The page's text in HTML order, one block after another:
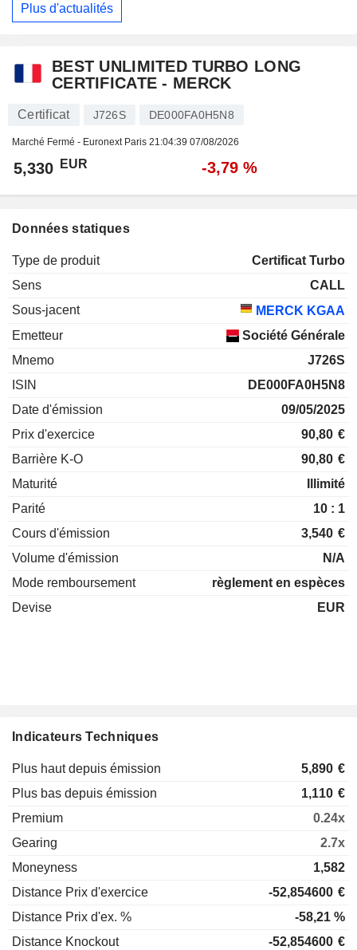
Plus d'actualités
BEST UNLIMITED TURBO LONG
CERTIFICATE - MERCK
Certificat J726S DE000FA0H5N8
Marché Fermé - Euronext Paris 21:04:39 07/08/2026
5,330 EUR -3,79 %
Données statiques
Type de produit
Certificat Turbo
Sens
CALL
Sous-jacent
MERCK KGAA
Emetteur
Société Générale
Mnemo
J726S
ISIN
DE000FA0H5N8
Date d'émission
09/05/2025
Prix d'exercice
90,80 €
Barrière K-O
90,80 €
Maturité
Illimité
Parité
10 : 1
Cours d'émission
3,540 €
Volume d'émission
N/A
Mode remboursement
règlement en espèces
Devise
EUR
Indicateurs Techniques
Plus haut depuis émission 5,890 €
Plus bas depuis émission
1,110 €
Premium
0.24x
Gearing
2.7x
Moneyness
1,582
Distance Prix d'exercice
-52,854600 €
Distance Prix d'ex. %
-58,21 %
Distance Knockout
-52,854600 €